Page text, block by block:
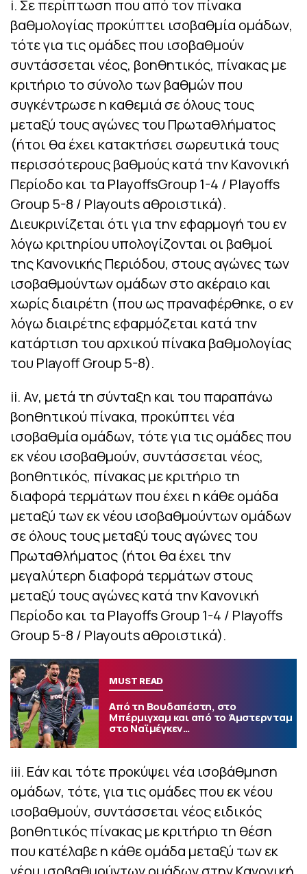
i. Σε περίπτωση που από τον πίνακα
βαθμολογίας προκύπτει ισοβαθμία ομάδων,
τότε για τις ομάδες που ισοβαθμούν
συντάσσεται νέος, βοηθητικός, πίνακας με
κριτήριο το σύνολο των βαθμών που
συγκέντρωσε η καθεμιά σε όλους τους
μεταξύ τους αγώνες του Πρωταθλήματος
(ήτοι θα έχει κατακτήσει σωρευτικά τους
περισσότερους βαθμούς κατά την Κανονική
Περίοδο και τα PlayoffsGroup 1-4 / Playoffs
Group 5-8 / Playouts αθροιστικά).
Διευκρινίζεται ότι για την εφαρμογή του εν
λόγω κριτηρίου υπολογίζονται οι βαθμοί
της Κανoνικής Περιόδου, στους αγώνες των
ισοβαθμούντων ομάδων στο ακέραιο και
χωρίς διαιρέτη (που ως πραναφέρθηκε, ο εν
λόγω διαιρέτης εφαρμόζεται κατά την
κατάρτιση του αρχικού πίνακα βαθμολογίας
του Playoff Group 5-8).
ii. Αν, μετά τη σύνταξη και του παραπάνω
βοηθητικού πίνακα, προκύπτει νέα
ισοβαθμία ομάδων, τότε για τις ομάδες που
εκ νέου ισοβαθμούν, συντάσσεται νέος,
βοηθητικός, πίνακας με κριτήριο τη
διαφορά τερμάτων που έχει η κάθε ομάδα
μεταξύ των εκ νέου ισοβαθμούντων ομάδων
σε όλους τους μεταξύ τους αγώνες του
Πρωταθλήματος (ήτοι θα έχει την
μεγαλύτερη διαφορά τερμάτων στους
μεταξύ τους αγώνες κατά την Κανονική
Περίοδο και τα Playoffs Group 1-4 / Playoffs
Group 5-8 / Playouts αθροιστικά).
MUST READ
Από τη Βουδαπέστη, στο
Μπέρμιγχαμ και από το Άμστερνταμ
στο Ναϊμέγκεν…
iii. Εάν και τότε προκύψει νέα ισοβάθμηση
ομάδων, τότε, για τις ομάδες που εκ νέου
ισοβαθμούν, συντάσσεται νέος ειδικός
βοηθητικός πίνακας με κριτήριο τη θέση
που κατέλαβε η κάθε ομάδα μεταξύ των εκ